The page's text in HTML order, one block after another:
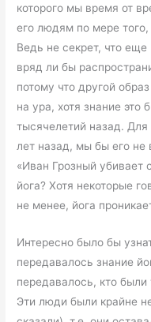
которого мы время от
его людям по мере
Ведь не секрет, что еще
вряд ли бы
потому что другой
на ура, хотя знание это
тысячелетий назад.
лет назад, мы бы его не
«Иван Грозный убивает
йога? Хотя некоторые
не менее, йога
Интересно было бы
передавалось знание
передавалось, кто
Эти люди были крайне